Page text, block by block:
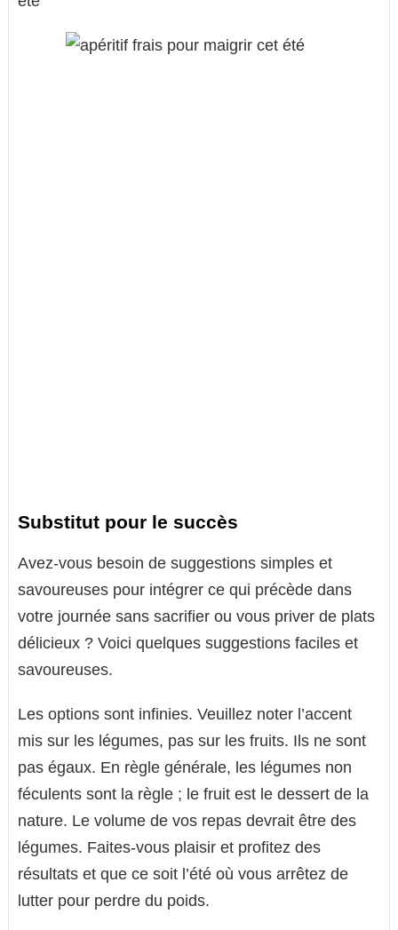
Substitut pour le succès
Avez-vous besoin de suggestions simples et
savoureuses pour intégrer ce qui précède dans
votre journée sans sacrifier ou vous priver de plats
délicieux ? Voici quelques suggestions faciles et
savoureuses.
Les options sont infinies. Veuillez noter l’accent
mis sur les légumes, pas sur les fruits. Ils ne sont
pas égaux. En règle générale, les légumes non
féculents sont la règle ; le fruit est le dessert de la
nature. Le volume de vos repas devrait être des
légumes. Faites-vous plaisir et profitez des
résultats et que ce soit l’été où vous arrêtez de
lutter pour perdre du poids.